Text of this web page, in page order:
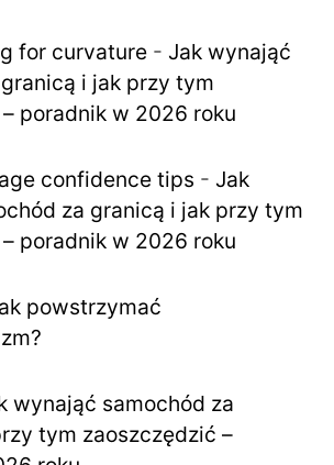
for curvature - Jak wynająć
i jak przy tym
poradnik w 2026 roku
confidence tips - Jak
za granicą i jak przy tym
poradnik w 2026 roku
powstrzymać
wynająć samochód za
tym zaoszczędzić –